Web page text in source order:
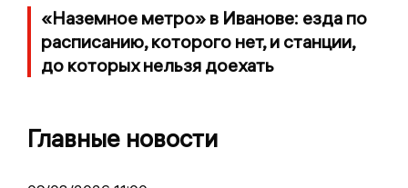
«Наземное метро» в Иванове: езда по
расписанию, которого нет, и станции,
до которых нельзя доехать
Главные новости